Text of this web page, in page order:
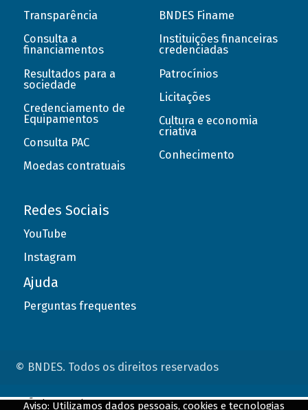
Transparência
Consulta a
financiamentos
Resultados para a
sociedade
Credenciamento de
Equipamentos
Consulta PAC
Moedas contratuais
BNDES Finame
Instituições financeiras
credenciadas
Patrocínios
Licitações
Cultura e economia
criativa
Conhecimento
Redes Sociais
YouTube
Instagram
Ajuda
Perguntas frequentes
© BNDES. Todos os direitos reservados
Aviso: Utilizamos dados pessoais, cookies e tecnologias
ConteÃºdo complementar